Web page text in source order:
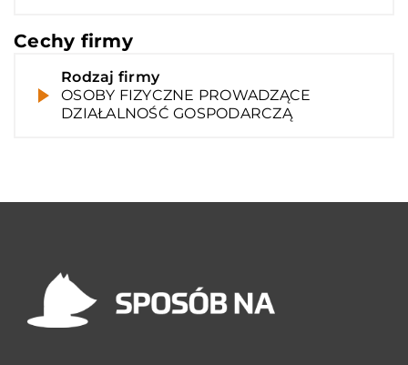
Cechy firmy
Rodzaj firmy
OSOBY FIZYCZNE PROWADZĄCE
DZIAŁALNOŚĆ GOSPODARCZĄ